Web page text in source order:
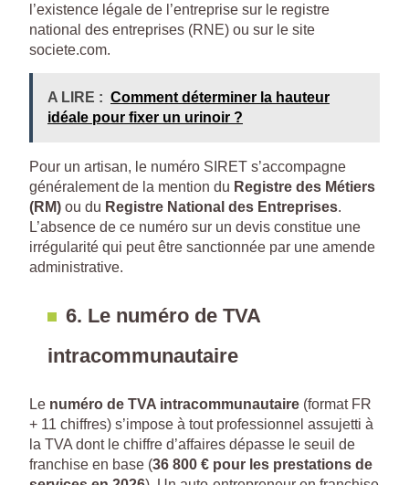
l’existence légale de l’entreprise sur le registre
national des entreprises (RNE) ou sur le site
societe.com.
A LIRE : Comment déterminer la hauteur
idéale pour fixer un urinoir ?
Pour un artisan, le numéro SIRET s’accompagne
généralement de la mention du Registre des Métiers
(RM) ou du Registre National des Entreprises.
L’absence de ce numéro sur un devis constitue une
irrégularité qui peut être sanctionnée par une amende
administrative.
6. Le numéro de TVA
intracommunautaire
Le numéro de TVA intracommunautaire (format FR
+ 11 chiffres) s’impose à tout professionnel assujetti à
la TVA dont le chiffre d’affaires dépasse le seuil de
franchise en base (36 800 € pour les prestations de